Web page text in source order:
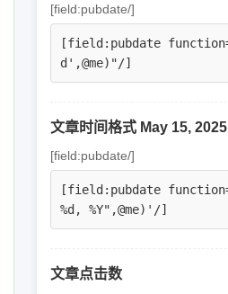
[field:pubdate/]
文章时间格式 May 15, 2025
[field:pubdate/]
文章点击数